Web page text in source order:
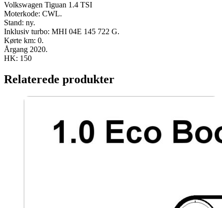
Volkswagen Tiguan 1.4 TSI
Moterkode: CWL.
Stand: ny.
Inklusiv turbo: MHI 04E 145 722 G.
Kørte km: 0.
Årgang 2020.
HK: 150
Relaterede produkter